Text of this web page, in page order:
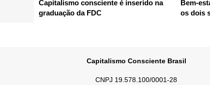
Capitalismo consciente é inserido na
graduação da FDC
Bem-
os dois
Capitalismo Consciente Brasil
CNPJ 19.578.100/0001-28